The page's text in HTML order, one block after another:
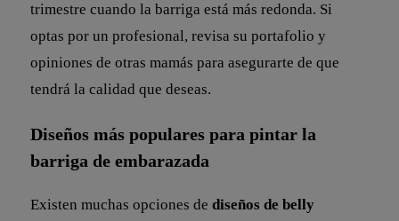
trimestre cuando la barriga está más redonda. Si
optas por un profesional, revisa su portafolio y
opiniones de otras mamás para asegurarte de que
tendrá la calidad que deseas.
Diseños más populares para pintar la
barriga de embarazada
Existen muchas opciones dediseños de belly